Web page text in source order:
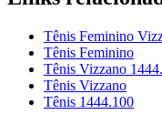
Tênis Feminino
Tênis Feminino
Tênis Vizzano
Tênis Vizzano
Tênis 1444.100